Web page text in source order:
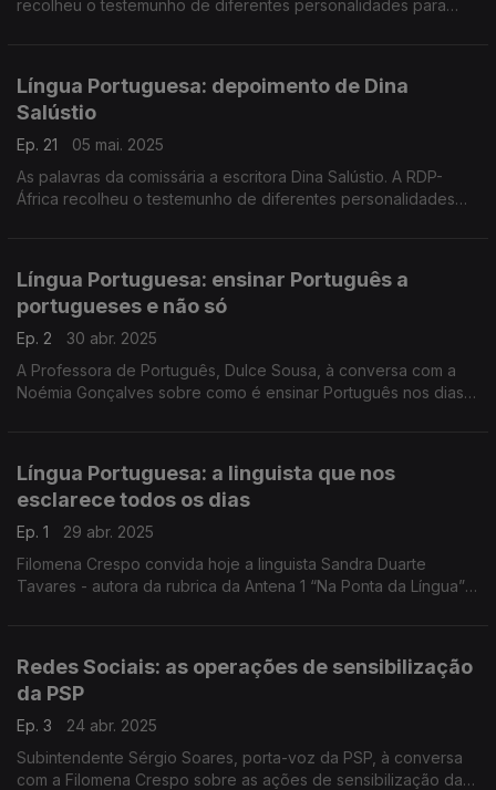
recolheu o testemunho de diferentes personalidades para
Língua Portuguesa: depoimento de Dina
Salústio
Ep. 21
05 mai. 2025
As palavras da comissária a escritora Dina Salústio. A RDP-
África recolheu o testemunho de diferentes personalidades
Língua Portuguesa: ensinar Português a
portugueses e não só
Ep. 2
30 abr. 2025
A Professora de Português, Dulce Sousa, à conversa com a
Noémia Gonçalves sobre como é ensinar Português nos dias
Língua Portuguesa: a linguista que nos
esclarece todos os dias
Ep. 1
29 abr. 2025
Filomena Crespo convida hoje a linguista Sandra Duarte
Tavares - autora da rubrica da Antena 1 “Na Ponta da Língua” -
Redes Sociais: as operações de sensibilização
da PSP
Ep. 3
24 abr. 2025
Subintendente Sérgio Soares, porta-voz da PSP, à conversa
com a Filomena Crespo sobre as ações de sensibilização da